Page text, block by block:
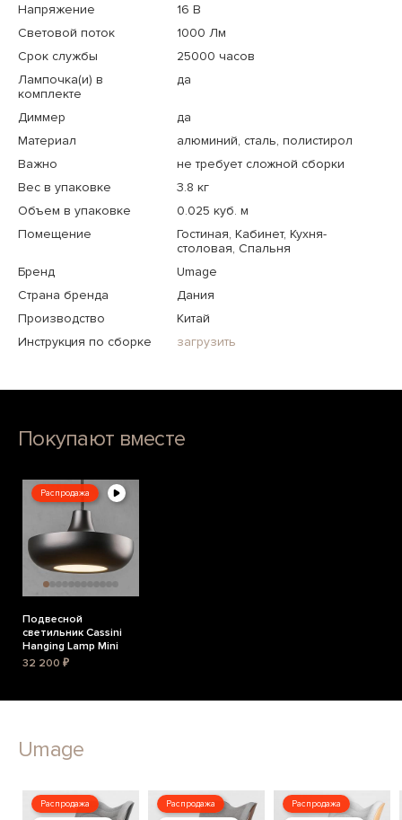
Напряжение
16 В
Световой поток
1000 Лм
Срок службы
25000 часов
Лампочка(и) в
комплекте
да
Диммер
да
Материал
алюминий, сталь, полистирол
Важно
не требует сложной сборки
Вес в упаковке
3.8 кг
Объем в упаковке
0.025 куб. м
Помещение
Гостиная, Кабинет, Кухня-
столовая, Спальня
Бренд
Umage
Страна бренда
Дания
Производство
Китай
Инструкция по сборке
загрузить
Покупают вместе
Распродажа
Подвесной
светильник Cassini
Hanging Lamp Mini
32 200 ₽
Umage
Распродажа Распродажа Распродажа